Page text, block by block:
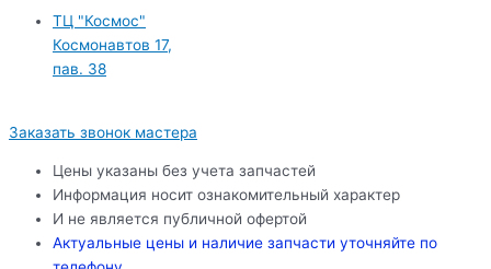
ТЦ "Космос"
Космонавтов 17,
пав. 38
Заказать звонок мастера
Цены указаны без учета запчастей
Информация носит ознакомительный характер
И не является публичной офертой
Актуальные цены и наличие запчасти уточняйте по